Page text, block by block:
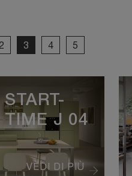
3 4 5
VEDI DI PIÙ
START-
TIME J 04